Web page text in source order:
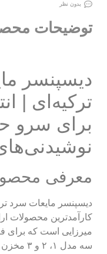
بدون نظر
توضیحات
دیسپنسر
ترکیه‌ای |
برای سرو
معرفی
دیسپنسر مایعات سرد
کارآمدترین محصولات
میرزایی است که برای
سه مدل